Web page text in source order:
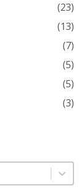
(23)
(13)
(7)
(5)
(5)
(3)